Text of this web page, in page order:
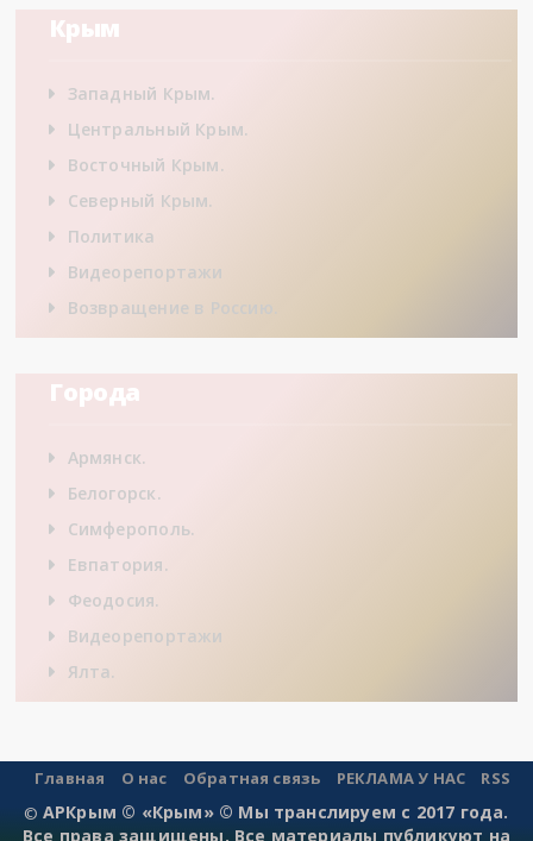
Крым
Западный Крым.
Центральный Крым.
Восточный Крым.
Северный Крым.
Политика
Видеорепортажи
Возвращение в Россию.
Города
Армянск.
Белогорск.
Симферополь.
Евпатория.
Феодосия.
Видеорепортажи
Ялта.
Главная О нас Обратная связь РЕКЛАМА У НАС
RSS
© АРКрым © «Крым» © Мы транслируем с 2017 года.
Все права защищены. Все материалы публикуют на